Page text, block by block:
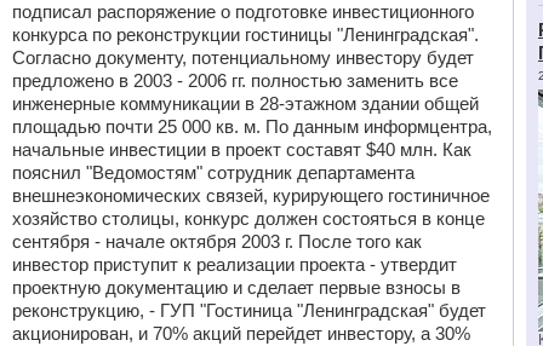
подписал распоряжение о подготовке инвестиционного
конкурса по реконструкции гостиницы "Ленинградская".
Согласно документу, потенциальному инвестору будет
предложено в 2003 - 2006 гг. полностью заменить все
инженерные коммуникации в 28-этажном здании общей
площадью почти 25 000 кв. м. По данным информцентра,
начальные инвестиции в проект составят $40 млн. Как
пояснил "Ведомостям" сотрудник департамента
внешнеэкономических связей, курирующего гостиничное
хозяйство столицы, конкурс должен состояться в конце
сентября - начале октября 2003 г. После того как
инвестор приступит к реализации проекта - утвердит
проектную документацию и сделает первые взносы в
реконструкцию, - ГУП "Гостиница "Ленинградская" будет
акционирован, и 70% акций перейдет инвестору, а 30%